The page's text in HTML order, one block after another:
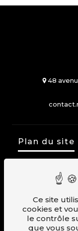
48
Plan du site
Location
Dépannage
Carrosserie
Ce site
cookies et
le contrôle
que vous